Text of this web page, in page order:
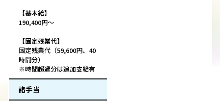
【基本給】
190,400円～
【固定残業代】
固定残業代（59,600円、40
時間分）
※時間超過分は追加支給有
諸手当